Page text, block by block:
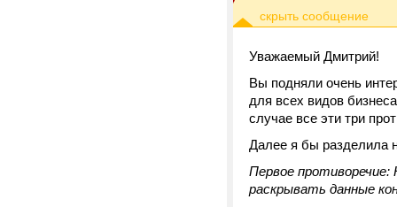
Уважаемый Дмитрий!
Вы подняли очень
для всех видов
случае все эти три
Далее я бы разделила
Первое противоречие:
раскрывать данные